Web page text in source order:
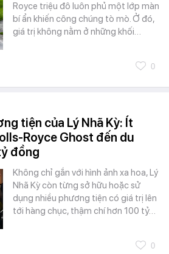
Royce triệu đô luôn phủ một lớp màn
bí ẩn khiến công chúng tò mò. Ở đó,
giá trị không nằm ở những khối…
0
tiện của Lý Nhã Kỳ: Ít
Royce Ghost đến du
đồng
Không chỉ gắn với hình ảnh xa hoa, Lý
Nhã Kỳ còn từng sở hữu hoặc sử
dụng nhiều phương tiện có giá trị lên
tới hàng chục, thậm chí hơn 100 tỷ…
0